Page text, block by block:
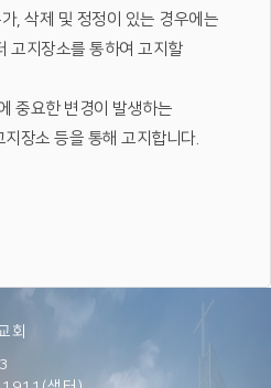
, 삭제 및 정정이 있는 경우에는
고지장소를 통하여 고지할
중요한 변경이 발생하는
장소 등을 통해 고지합니다.
회